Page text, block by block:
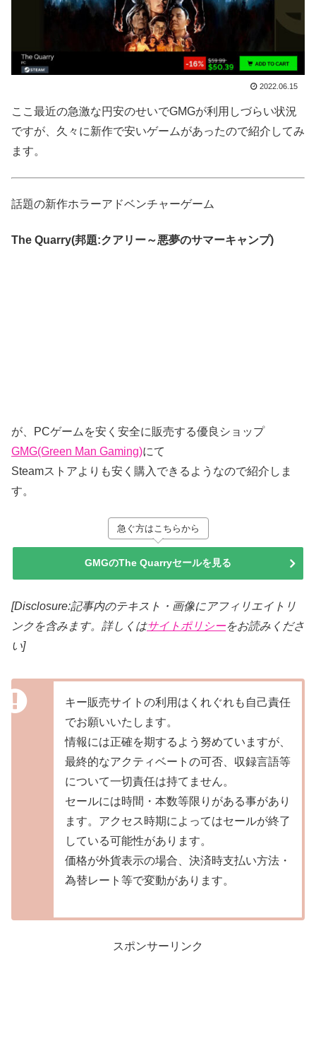
2022.06.15
ここ最近の急激な円安のせいでGMGが利用しづらい状況
ですが、久々に新作で安いゲームがあったので紹介してみ
ます。
話題の新作ホラーアドベンチャーゲーム
The Quarry(邦題:クアリー～悪夢のサマーキャンプ)
が、PCゲームを安く安全に販売する優良ショップ
GMG(Green Man Gaming)にて
Steamストアよりも安く購入できるようなので紹介しま
す。
急ぐ方はこちらから
GMGのThe Quarryセールを見る
[Disclosure:記事内のテキスト・画像にアフィリエイトリ
ンクを含みます。詳しくはサイトポリシーをお読みくださ
い]
キー販売サイトの利用はくれぐれも自己責任
でお願いいたします。
情報には正確を期するよう努めていますが、
最終的なアクティベートの可否、収録言語等
について一切責任は持てません。
セールには時間・本数等限りがある事があり
ます。アクセス時期によってはセールが終了
している可能性があります。
価格が外貨表示の場合、決済時支払い方法・
為替レート等で変動があります。
スポンサーリンク